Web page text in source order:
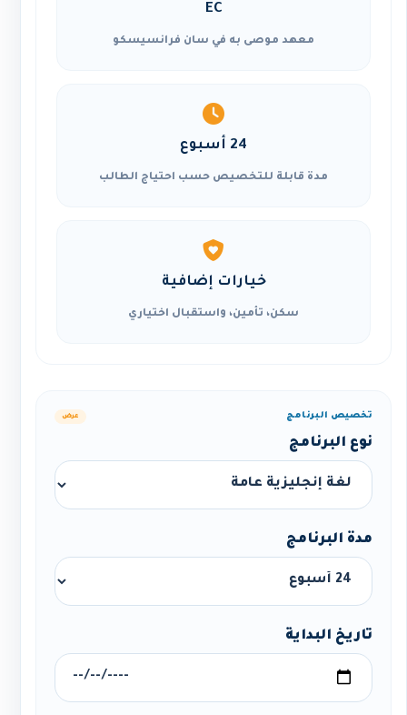
EC
معهد موصى به في سان فرانسيسكو
24 أسبوع
مدة قابلة للتخصيص حسب احتياج الطالب
خيارات إضافية
سكن، تأمين، واستقبال اختياري
تخصيص البرنامج عرض
نوع البرنامج
مدة البرنامج
تاريخ البداية